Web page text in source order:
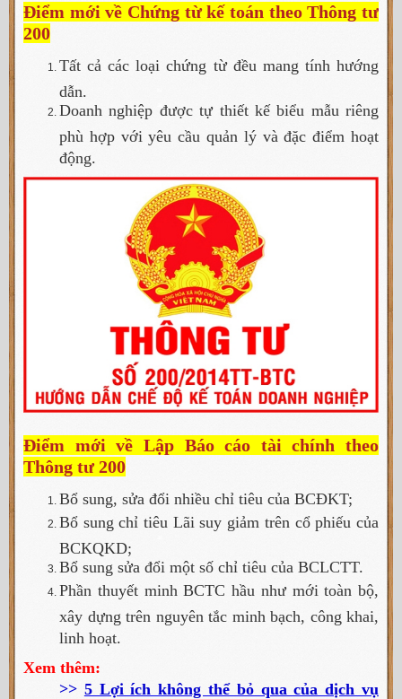
Điểm mới về Chứng từ kế toán theo Thông tư
200
Tất cả các loại chứng từ đều mang tính hướng
dẫn.
Doanh nghiệp được tự thiết kế biểu mẫu riêng
phù hợp với yêu cầu quản lý và đặc điểm hoạt
động.
Điểm mới về Lập Báo cáo tài chính theo
Thông tư 200
Bổ sung, sửa đổi nhiều chỉ tiêu của BCĐKT;
Bổ sung chỉ tiêu Lãi suy giảm trên cổ phiếu của
BCKQKD;
Bổ sung sửa đổi một số chỉ tiêu của BCLCTT.
Phần thuyết minh BCTC hầu như mới toàn bộ,
xây dựng trên nguyên tắc minh bạch, công khai,
linh hoạt.
Xem thêm:
>> 5 Lợi ích không thể bỏ qua của dịch vụ